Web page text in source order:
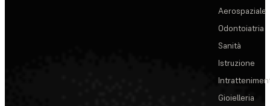
Aerospaziale
Odontoiatria
Sanità
Istruzione
Gioielleria